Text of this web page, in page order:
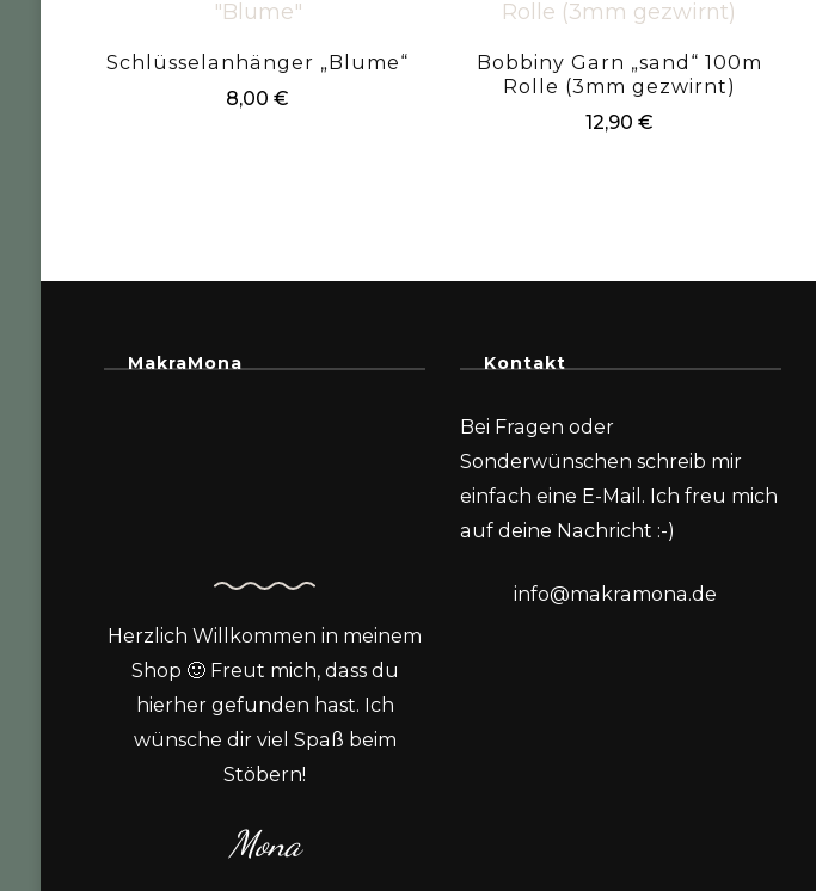
Schlüsselanhänger „Blume“
8,00€
Bobbiny Garn „sand“ 100m
Rolle (3mm gezwirnt)
12,90 €
MakraMona
Herzlich Willkommen in meinem
Shop 🙂 Freut mich, dass du
hierher gefunden hast. Ich
wünsche dir viel Spaß beim
Stöbern!
Mona
Kontakt
Bei Fragen oder
Sonderwünschen schreib mir
einfach eine E-Mail. Ich freu mich
auf deine Nachricht :-)
info@makramona.de